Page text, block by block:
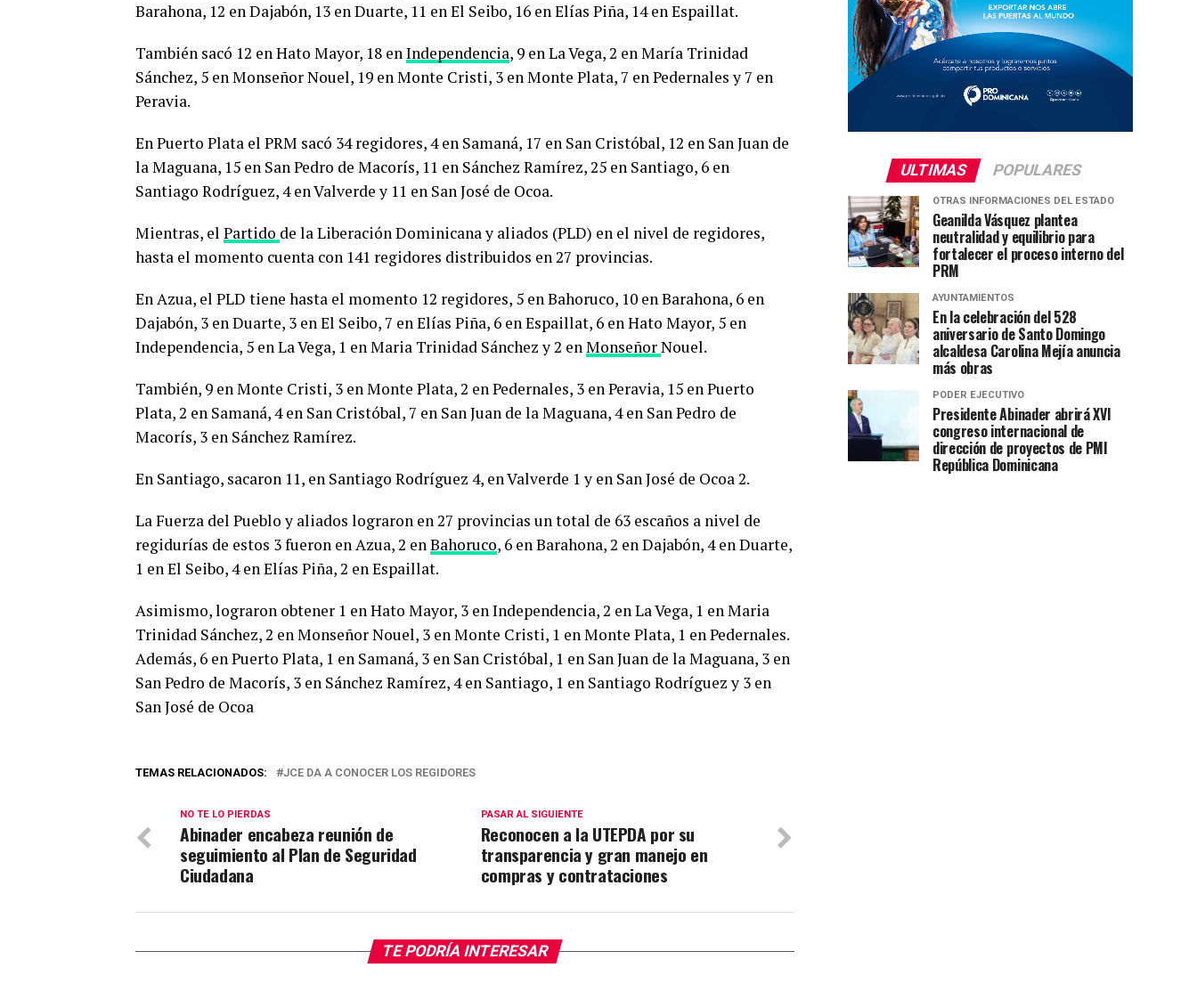
Barahona, 12 en Dajabón, 13 en Duarte, 11 en El Seibo, 16 en Elías Piña, 14 en Espaillat.
También sacó 12 en Hato Mayor, 18 enIndependencia, 9 en La Vega, 2 en María Trinidad
Sánchez, 5 en Monseñor Nouel, 19 en Monte Cristi, 3 en Monte Plata, 7 en Pedernales y 7 en
Peravia.
En Puerto Plata el PRM sacó 34 regidores, 4 en Samaná, 17 en San Cristóbal, 12 en San Juan de
la Maguana, 15 en San Pedro de Macorís, 11 en Sánchez Ramírez, 25 en Santiago, 6 en
Santiago Rodríguez, 4 en Valverde y 11 en San José de Ocoa.
Mientras, el Partido de la Liberación Dominicana y aliados (PLD) en el nivel de regidores,
hasta el momento cuenta con 141 regidores distribuidos en 27 provincias.
En Azua, el PLD tiene hasta el momento 12 regidores, 5 en Bahoruco, 10 en Barahona, 6 en
Dajabón, 3 en Duarte, 3 en El Seibo, 7 en Elías Piña, 6 en Espaillat, 6 en Hato Mayor, 5 en
Independencia, 5 en La Vega, 1 en Maria Trinidad Sánchez y 2 enMonseñorNouel.
También, 9 en Monte Cristi, 3 en Monte Plata, 2 en Pedernales, 3 en Peravia, 15 en Puerto
Plata, 2 en Samaná, 4 en San Cristóbal, 7 en San Juan de la Maguana, 4 en San Pedro de
Macorís, 3 en Sánchez Ramírez.
En Santiago, sacaron 11, en Santiago Rodríguez 4, en Valverde 1 y en San José de Ocoa 2.
La Fuerza del Pueblo y aliados lograron en 27 provincias un total de 63 escaños a nivel de
regidurías de estos 3 fueron en Azua, 2 enBahoruco, 6 en Barahona, 2 en Dajabón, 4 en Duarte,
1 en El Seibo, 4 en Elías Piña, 2 en Espaillat.
Asimismo, lograron obtener 1 en Hato Mayor, 3 en Independencia, 2 en La Vega, 1 en Maria
Trinidad Sánchez, 2 en Monseñor Nouel, 3 en Monte Cristi, 1 en Monte Plata, 1 en Pedernales.
Además, 6 en Puerto Plata, 1 en Samaná, 3 en San Cristóbal, 1 en San Juan de la Maguana, 3 en
San Pedro de Macorís, 3 en Sánchez Ramírez, 4 en Santiago, 1 en Santiago Rodríguez y 3 en
San José de Ocoa
TEMAS RELACIONADOS: JCE DA A CONOCER LOS REGIDORES
PASAR AL SIGUIENTE
Reconocen a la UTEPDA por su
transparencia y gran manejo en
compras y contrataciones
NO TE LO PIERDAS
Abinader encabeza reunión de
seguimiento al Plan de Seguridad
Ciudadana
TE PODRÍA INTERESAR
ULTIMAS POPULARES
OTRAS INFORMACIONES DEL ESTADO
Geanilda Vásquez plantea
neutralidad y equilibrio para
fortalecer el proceso interno del
PRM
AYUNTAMIENTOS
En la celebración del 528
aniversario de Santo Domingo
alcaldesa Carolina Mejía anuncia
más obras
PODER EJECUTIVO
Presidente Abinader abrirá XVI
congreso internacional de
dirección de proyectos de PMI
República Dominicana